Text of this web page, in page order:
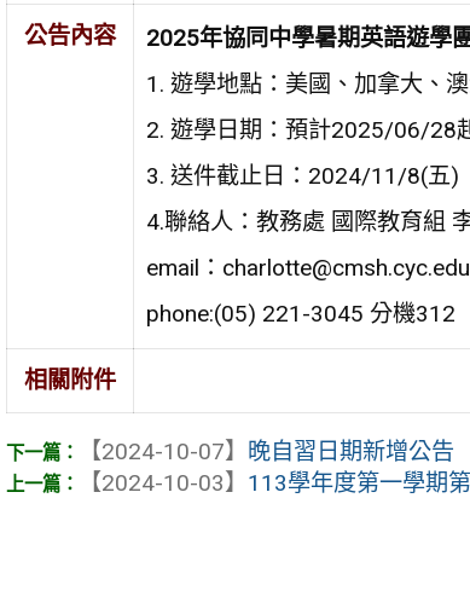
公告內容
2025年協同中學暑期英語遊學
1. 遊學地點：美國、加拿大、
2. 遊學日期：預計2025/06/28
3. 送件截止日：2024/11/8(五)
4.聯絡人：教務處 國際教育組
email：
phone:(05) 221-3045 分機312
相關附件
【2024-10-07】 晚自習日期新增公告
【2024-10-03】 113學年度第一學期